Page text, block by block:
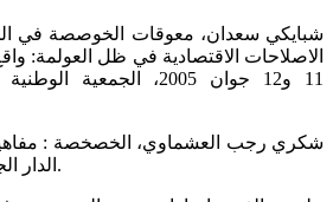
شبايكي سعدان، معوقات الخوصصة في
الاصلاحات الاقتصادية في ظل العولمة:
11 و12 جوان 2005، الجمعية
شكري رجب العشماوي، الخصخصة :
الدار الجامعية، الاسكندرية، 2007.